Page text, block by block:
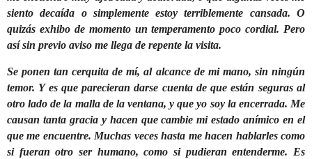
siento decaída o simplemente estoy terriblemente cansada. O
quizás exhibo de momento un temperamento poco cordial. Pero
así sin previo aviso me llega de repente la visita.
Se ponen tan cerquita de mí, al alcance de mi mano, sin ningún
temor. Y es que parecieran darse cuenta de que están seguras al
otro lado de la malla de la ventana, y que yo soy la encerrada. Me
causan tanta gracia y hacen que cambie mi estado anímico en el
que me encuentre. Muchas veces hasta me hacen hablarles como
si fueran otro ser humano, como si pudieran entenderme. Es